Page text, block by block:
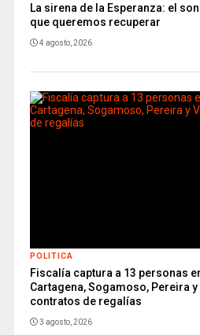
La sirena de la Esperanza: el
que queremos recuperar
4 agosto, 2026
POLITICA
Fiscalía captura a 13 personas
Cartagena, Sogamoso, Pereira
contratos de regalías
3 agosto, 2026